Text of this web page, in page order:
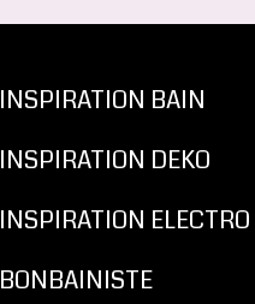
INSPIRATION BAIN
INSPIRATION DEKO
INSPIRATION ELECTRO
BONBAINISTE